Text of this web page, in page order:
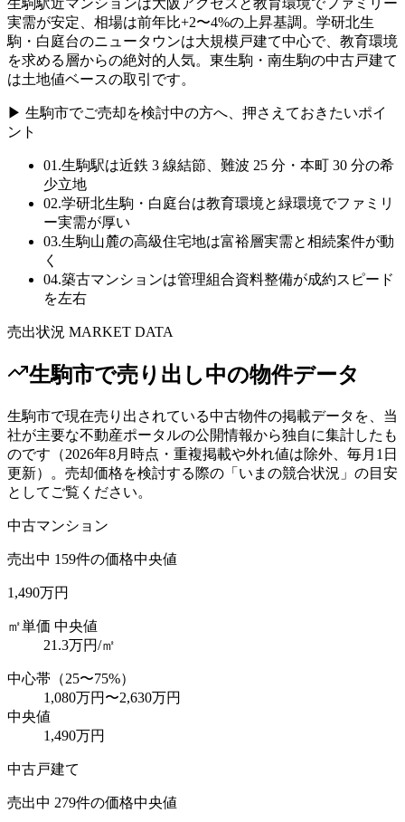
生駒駅近マンションは大阪アクセスと教育環境でファミリー
実需が安定、相場は前年比+2〜4%の上昇基調。学研北生
駒・白庭台のニュータウンは大規模戸建て中心で、教育環境
を求める層からの絶対的人気。東生駒・南生駒の中古戸建て
は土地値ベースの取引です。
▶ 生駒市でご売却を検討中の方へ、押さえておきたいポイ
ント
01.生駒駅は近鉄 3 線結節、難波 25 分・本町 30 分の希
少立地
02.学研北生駒・白庭台は教育環境と緑環境でファミリ
ー実需が厚い
03.生駒山麓の高級住宅地は富裕層実需と相続案件が動
く
04.築古マンションは管理組合資料整備が成約スピード
を左右
売出状況 MARKET DATA
生駒市で売り出し中の物件データ
生駒市で現在売り出されている中古物件の掲載データを、当
社が主要な不動産ポータルの公開情報から独自に集計したも
のです（2026年8月 時点・重複掲載や外れ値は除外、毎月1日
更新）。売却価格を検討する際の「いまの競合状況」の目安
としてご覧ください。
中古マンション
売出中 159件の価格中央値
1,490万円
㎡単価 中央値
21.3万円/㎡
中心帯（25〜75%）
1,080万円 〜2,630万円
中央値
1,490万円
中古戸建て
売出中 279件の価格中央値